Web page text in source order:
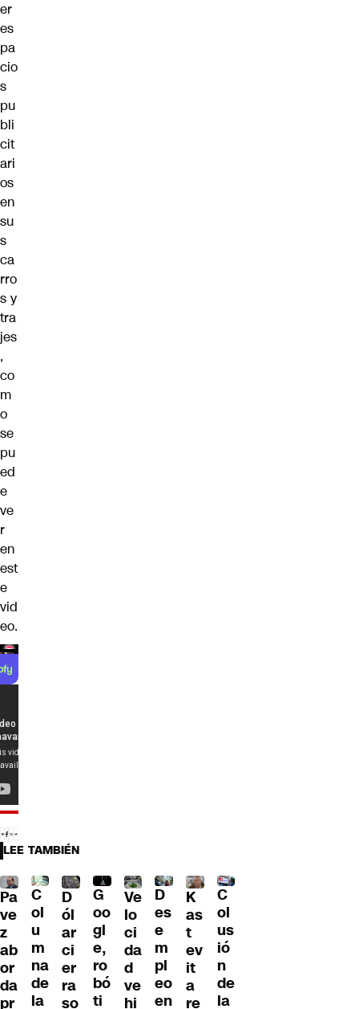
er
es
pa
cio
s
pu
bli
cit
ari
os
en
su
s
ca
rro
s y
tra
jes
,
co
m
o
se
pu
ed
e
ve
r
en
est
e
vid
eo.
LEE TAMBIÉN
Pa
ve
z
ab
or
da
pr
C
ol
u
m
na
de
la
D
ól
ar
ci
er
ra
so
G
oo
gl
e,
ro
bó
ti
Ve
lo
ci
da
d
ve
hi
D
es
e
m
pl
eo
en
K
as
t
ev
it
a
re
C
ol
us
ió
n
de
la